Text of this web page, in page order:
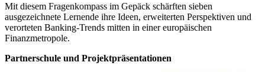
Mit diesem Fragenkompass im Gepäck schärften sieben
ausgezeichnete Lernende ihre Ideen, erweiterten Perspektiven und
verorteten Banking-Trends mitten in einer europäischen
Finanzmetropole.
Partnerschule und Projektpräsentationen